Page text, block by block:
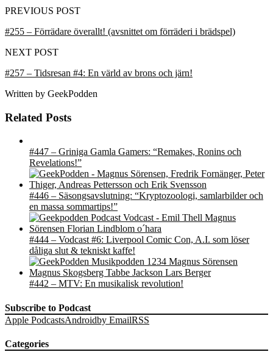
PREVIOUS POST
#255 – Förrädare överallt! (avsnittet om förräderi i brädspel)
NEXT POST
#257 – Tidsresan #4: En värld av brons och järn!
Written by GeekPodden
Related Posts
#447 – Griniga Gamla Gamers: “Remakes, Ronins och
Revelations!”
#446 – Säsongsavslutning: “Kryptozoologi, samlarbilder och
en massa sommartips!”
#444 – Vodcast #6: Liverpool Comic Con, A.I. som löser
dåliga slut & tekniskt kaffe!
#442 – MTV: En musikalisk revolution!
Subscribe to Podcast
Apple PodcastsAndroidby EmailRSS
Categories